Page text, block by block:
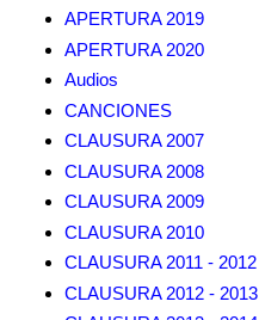
APERTURA 2019
APERTURA 2020
Audios
CANCIONES
CLAUSURA 2007
CLAUSURA 2008
CLAUSURA 2009
CLAUSURA 2010
CLAUSURA 2011 - 2012
CLAUSURA 2012 - 2013